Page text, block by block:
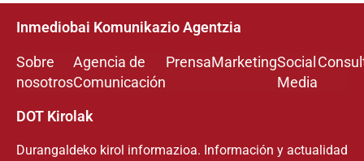
Inmediobai Komunikazio Agentzia
Sobre
nosotros
Agencia de
Comunicación
PrensaMarketingSocial
Media
DOT Kirolak
Durangaldeko kirol informazioa. Información y actualidad